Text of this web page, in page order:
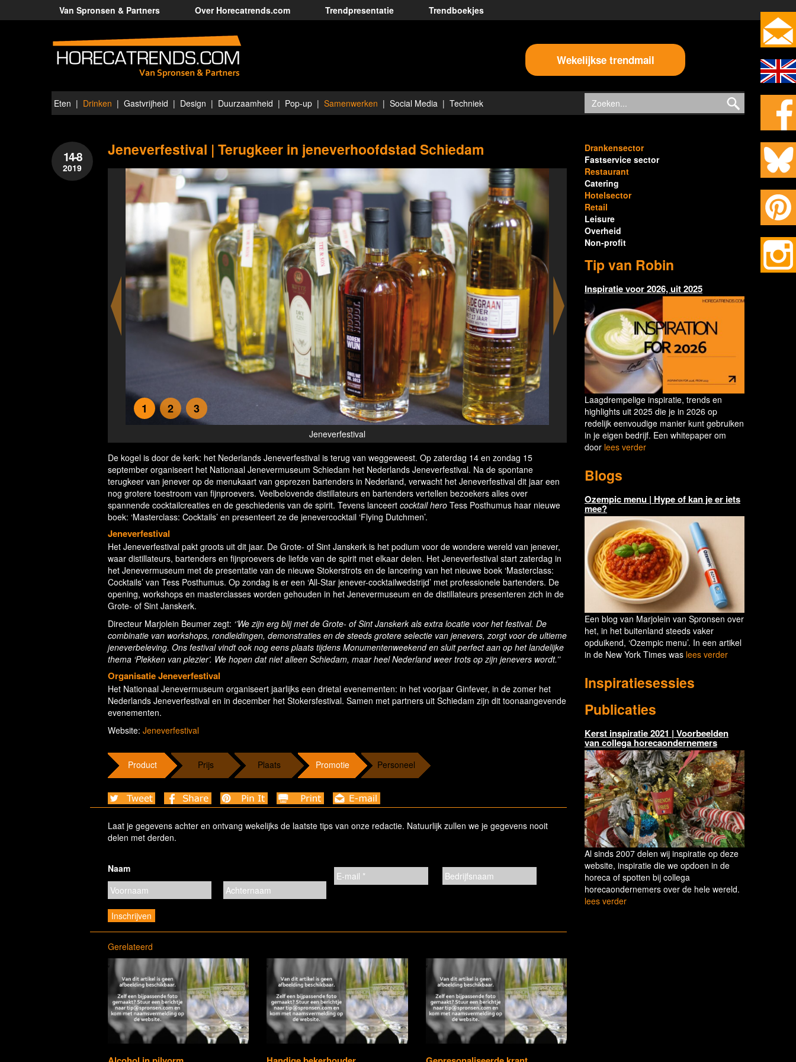
Van Spronsen & Partners Over Horecatrends.com Trendpresentatie Trendboekjes
Wekelijkse trendmail
Eten Drinken Gastvrijheid Design Duurzaamheid Pop-up Samenwerken Social Media Techniek
14-8
2019
Jeneverfestival | Terugkeer in jeneverhoofdstad Schiedam
Jeneverfestival
1 2 3
De kogel is door de kerk: het Nederlands Jeneverfestival is terug van weggeweest. Op zaterdag 14 en zondag 15
september organiseert het Nationaal Jenevermuseum Schiedam het Nederlands Jeneverfestival. Na de spontane
terugkeer van jenever op de menukaart van geprezen bartenders in Nederland, verwacht het Jeneverfestival dit jaar een
nog grotere toestroom van fijnproevers. Veelbelovende distillateurs en bartenders vertellen bezoekers alles over
spannende cocktailcreaties en de geschiedenis van de spirit. Tevens lanceert cocktail hero Tess Posthumus haar nieuwe
boek: ‘Masterclass: Cocktails’ en presenteert ze de jenevercocktail ‘Flying Dutchmen’.
Jeneverfestival
Het Jeneverfestival pakt groots uit dit jaar. De Grote- of Sint Janskerk is het podium voor de wondere wereld van jenever,
waar distillateurs, bartenders en fijnproevers de liefde van de spirit met elkaar delen. Het Jeneverfestival start zaterdag in
het Jenevermuseum met de presentatie van de nieuwe Stokerstrots en de lancering van het nieuwe boek ‘Masterclass:
Cocktails’ van Tess Posthumus. Op zondag is er een ‘All-Star jenever-cocktailwedstrijd’ met professionele bartenders. De
opening, workshops en masterclasses worden gehouden in het Jenevermuseum en de distillateurs presenteren zich in de
Grote- of Sint Janskerk.
Directeur Marjolein Beumer zegt: ‘’We zijn erg blij met de Grote- of Sint Janskerk als extra locatie voor het festival. De
combinatie van workshops, rondleidingen, demonstraties en de steeds grotere selectie van jenevers, zorgt voor de ultieme
jeneverbeleving. Ons festival vindt ook nog eens plaats tijdens Monumentenweekend en sluit perfect aan op het landelijke
thema ‘Plekken van plezier’. We hopen dat niet alleen Schiedam, maar heel Nederland weer trots op zijn jenevers wordt.’’
Organisatie Jeneverfestival
Het Nationaal Jenevermuseum organiseert jaarlijks een drietal evenementen: in het voorjaar Ginfever, in de zomer het
Nederlands Jeneverfestival en in december het Stokersfestival. Samen met partners uit Schiedam zijn dit toonaangevende
evenementen.
Website: Jeneverfestival
Product Prijs Plaats Promotie Personeel
Laat je gegevens achter en ontvang wekelijks de laatste tips van onze redactie. Natuurlijk zullen we je gegevens nooit
delen met derden.
Naam
Gerelateerd
Drankensector
Fastservice sector
Restaurant
Catering
Hotelsector
Retail
Leisure
Overheid
Non-profit
Tip van Robin
Inspiratie voor 2026, uit 2025
Laagdrempelige inspiratie, trends en
highlights uit 2025 die je in 2026 op
redelijk eenvoudige manier kunt gebruiken
in je eigen bedrijf. Een whitepaper om
door lees verder
Blogs
Ozempic menu | Hype of kan je er iets
mee?
Een blog van Marjolein van Spronsen over
het, in het buitenland steeds vaker
opduikend, ‘Ozempic menu’. In een artikel
in de New York Times was lees verder
Inspiratiesessies
Publicaties
Kerst inspiratie 2021 | Voorbeelden
van collega horecaondernemers
Al sinds 2007 delen wij inspiratie op deze
website, inspiratie die we opdoen in de
horeca of spotten bij collega
horecaondernemers over de hele wereld.
lees verder